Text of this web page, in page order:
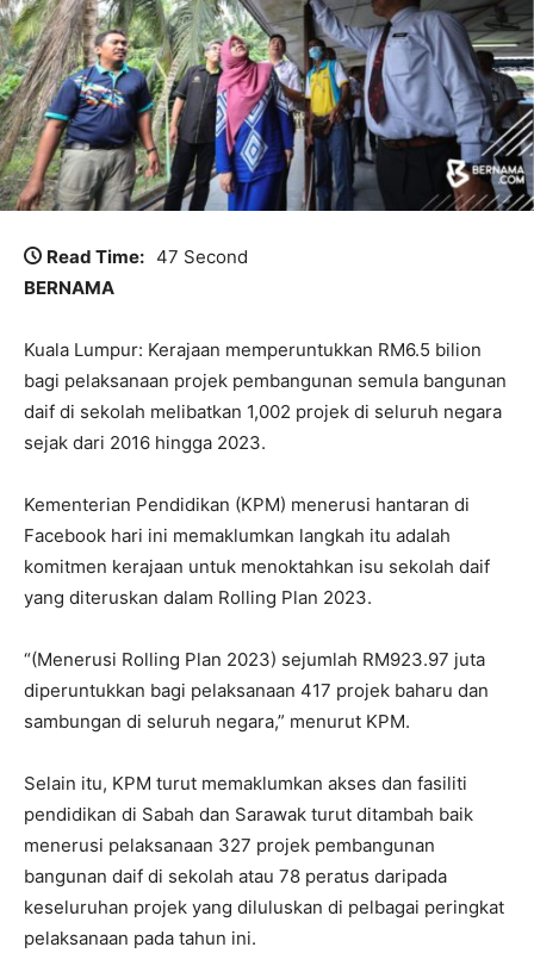
Read Time: 47 Second
BERNAMA
Kuala Lumpur: Kerajaan memperuntukkan RM6.5 bilion
bagi pelaksanaan projek pembangunan semula bangunan
daif di sekolah melibatkan 1,002 projek di seluruh negara
sejak dari 2016 hingga 2023.
Kementerian Pendidikan (KPM) menerusi hantaran di
Facebook hari ini memaklumkan langkah itu adalah
komitmen kerajaan untuk menoktahkan isu sekolah daif
yang diteruskan dalam Rolling Plan 2023.
“(Menerusi Rolling Plan 2023) sejumlah RM923.97 juta
diperuntukkan bagi pelaksanaan 417 projek baharu dan
sambungan di seluruh negara,” menurut KPM.
Selain itu, KPM turut memaklumkan akses dan fasiliti
pendidikan di Sabah dan Sarawak turut ditambah baik
menerusi pelaksanaan 327 projek pembangunan
bangunan daif di sekolah atau 78 peratus daripada
keseluruhan projek yang diluluskan di pelbagai peringkat
pelaksanaan pada tahun ini.